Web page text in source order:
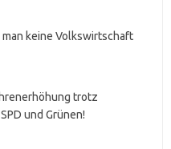
keine Volkswirtschaft
trotz
und Grünen!